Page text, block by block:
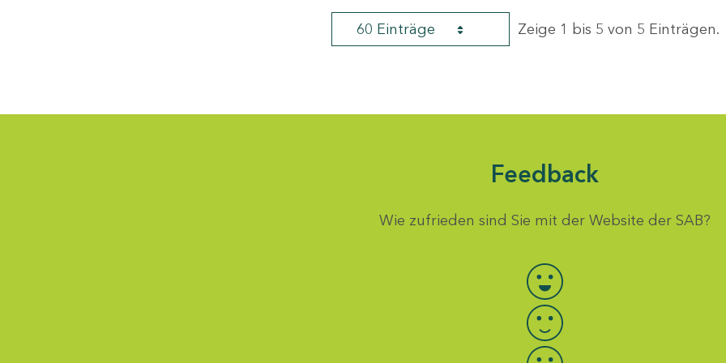
60 Einträge Zeige 1 bis 5 von 5 Einträgen.
Feedback
Wie zufrieden sind Sie mit der Website der SAB?
Bewertung auswählen